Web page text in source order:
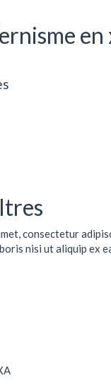
consectetur
nisi ut aliquip ex